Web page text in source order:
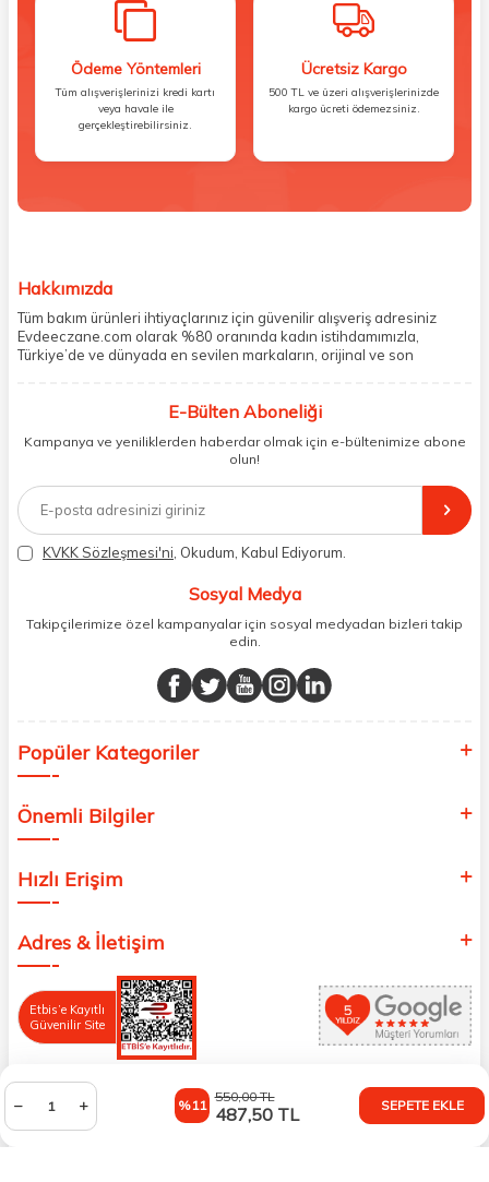
%11
550,00TL
487,50TL SEPETE EKLE
Ödeme Yöntemleri
Tüm alışverişlerinizi kredi kartı
veya havale ile
gerçekleştirebilirsiniz.
Ücretsiz Kargo
500 TL ve üzeri alışverişlerinizde
kargo ücreti ödemezsiniz.
Hakkımızda
Tüm bakım ürünleri ihtiyaçlarınız için güvenilir alışveriş adresiniz
Evdeeczane.com olarak %80 oranında kadın istihdamımızla,
Türkiye’de ve dünyada en sevilen markaların, orijinal ve son
paketliyoruz. Herhangi bir durumdan dolayı olumsuz olarak geri
müşteri temsilcilerimiz aracılığı ile gerekli tüm desteği sağlıyoruz.
2017 yılından bugüne, yüzlerce marka ve binlerce ürün seçeneğini
doğrudan markalardan ya da markaların yetkili Türkiye
distribütörlerinden faturalı olarak tedarik ediyor ve müşterilerimize
aynı şekilde faturalı ve orijinal ambalajlarda gönderim sağlıyoruz.
Paketleme sürecinde geri dönüştürülebilir malzemeler kullanarak
atık oranımızı en aza indiriyor ve daha yaşanabilir bir dünya
E-Bülten Aboneliği
Kampanya ve yeniliklerden haberdar olmak için e-bültenimize abone
olun!
KVKK Sözleşmesi'ni , Okudum, Kabul Ediyorum.
Sosyal Medya
Takipçilerimize özel kampanyalar için sosyal medyadan bizleri takip
edin.
Popüler Kategoriler
Önemli Bilgiler
Hızlı Erişim
Adres & İletişim
Etbis’e Kayıtlı
Güvenilir Site